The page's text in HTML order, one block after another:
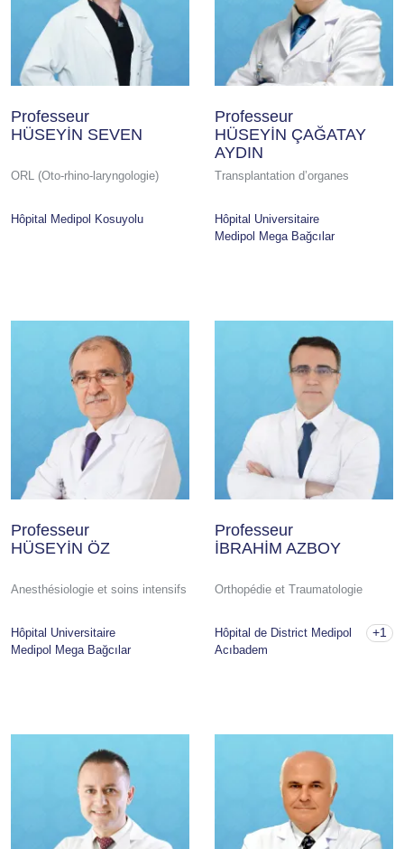
Professeur
HÜSEYİN SEVEN
ORL (Oto-rhino-laryngologie)
Hôpital Medipol Kosuyolu
Professeur
HÜSEYİN ÇAĞATAY
AYDIN
Transplantation d’organes
Hôpital Universitaire
Medipol Mega Bağcılar
Professeur
HÜSEYİN ÖZ
Anesthésiologie et soins intensifs
Hôpital Universitaire
Medipol Mega Bağcılar
Professeur
İBRAHİM AZBOY
Orthopédie et Traumatologie
Hôpital de District Medipol
Acıbadem
+1